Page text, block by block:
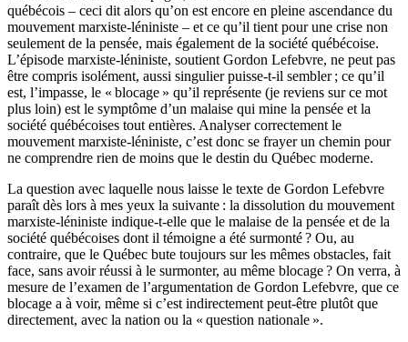
québécois – ceci dit alors qu’on est encore en pleine ascendance du
mouvement marxiste-léniniste – et ce qu’il tient pour une crise non
seulement de la pensée, mais également de la société québécoise.
L’épisode marxiste-léniniste, soutient Gordon Lefebvre, ne peut pas
être compris isolément, aussi singulier puisse-t-il sembler ; ce qu’il
est, l’impasse, le « blocage » qu’il représente (je reviens sur ce mot
plus loin) est le symptôme d’un malaise qui mine la pensée et la
société québécoises tout entières. Analyser correctement le
mouvement marxiste-léniniste, c’est donc se frayer un chemin pour
ne comprendre rien de moins que le destin du Québec moderne.
La question avec laquelle nous laisse le texte de Gordon Lefebvre
paraît dès lors à mes yeux la suivante : la dissolution du mouvement
marxiste-léniniste indique-t-elle que le malaise de la pensée et de la
société québécoises dont il témoigne a été surmonté ? Ou, au
contraire, que le Québec bute toujours sur les mêmes obstacles, fait
face, sans avoir réussi à le surmonter, au même blocage ? On verra, à
mesure de l’examen de l’argumentation de Gordon Lefebvre, que ce
blocage a à voir, même si c’est indirectement peut-être plutôt que
directement, avec la nation ou la « question nationale ».